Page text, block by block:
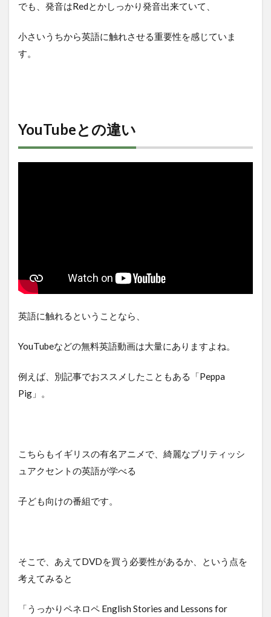
でも、発音はRedとかしっかり発音出来ていて、
小さいうちから英語に触れさせる重要性を感じていま
す。
YouTubeとの違い
英語に触れるということなら、
YouTubeなどの無料英語動画は大量にありますよね。
例えば、別記事でおススメしたこともある「Peppa
Pig」。
こちらもイギリスの有名アニメで、綺麗なブリティッシ
ュアクセントの英語が学べる
子ども向けの番組です。
そこで、あえてDVDを買う必要性があるか、という点を
考えてみると
「うっかりペネロペ English Stories and Lessons for